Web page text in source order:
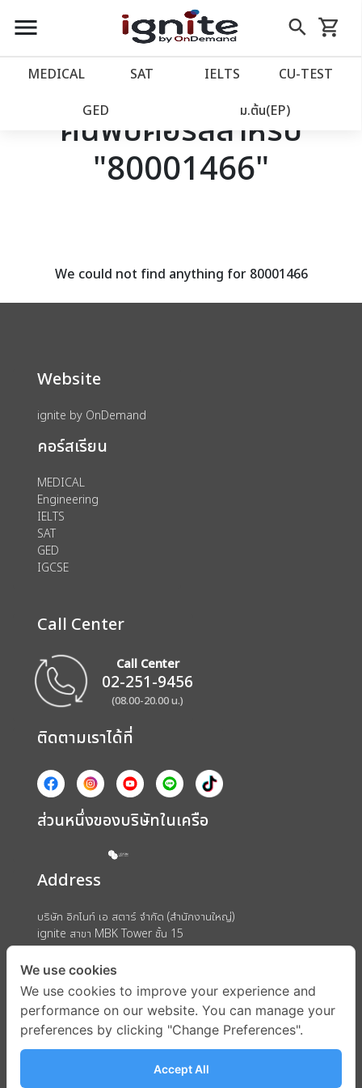
close
account_balance หน้าแรก
เว็บไซต์อิกไนท์
โปรโมชั่น
assignment ลงทะเบียน
menu search
Skip
to
shopping_cart
รถเข็น
MEDICAL SAT IELTS CU‑TEST
GED ม.ต้น(EP)
ค้นพบคอร์สสำหรับ
"80001466"
We could not find anything for 80001466
Website
ignite by OnDemand
คอร์สเรียน
MEDICAL
Engineering
IELTS
SAT
GED
IGCSE
Call Center
Call Center
02-251-9456
(08.00-20.00 น.)
ติดตามเราได้ที่
ส่วนหนึ่งของบริษัทในเครือ
Address
บริษัท อิกไนท์ เอ สตาร์ จำกัด (สำนักงานใหญ่)
ignite สาขา MBK Tower ชั้น 15
ถนนพญาไท แขวงวังใหม่ เขตปทุมวัน กรุงเทพมหานคร 10330
We use cookies
We use cookies to improve your experience and
performance on our website. You can manage your
preferences by clicking "Change Preferences".
Accept All